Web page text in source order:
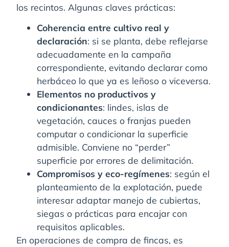
los recintos. Algunas claves prácticas:
Coherencia entre cultivo real y
declaración: si se planta, debe reflejarse
adecuadamente en la campaña
correspondiente, evitando declarar como
herbáceo lo que ya es leñoso o viceversa.
Elementos no productivos y
condicionantes: lindes, islas de
vegetación, cauces o franjas pueden
computar o condicionar la superficie
admisible. Conviene no “perder”
superficie por errores de delimitación.
Compromisos y eco-regímenes: según el
planteamiento de la explotación, puede
interesar adaptar manejo de cubiertas,
siegas o prácticas para encajar con
requisitos aplicables.
En operaciones de compra de fincas, es